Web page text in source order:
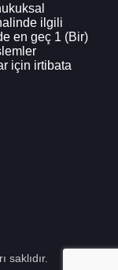
ilgili
en geç 1 (Bir)
için irtibata